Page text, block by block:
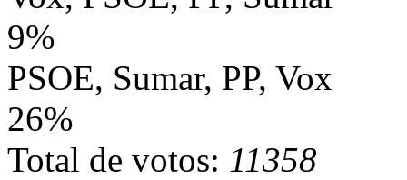
9%
PSOE, Sumar, PP, Vox
26%
Total de votos: 11358